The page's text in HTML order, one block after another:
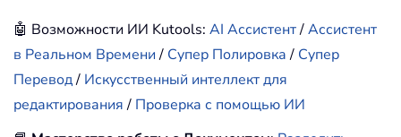
🤖 Возможности ИИ Kutools: AI Ассистент/Ассистент
в Реальном Времени/ Супер Полировка/ Супер
Перевод/ Искусственный интеллект для
редактирования/ Проверка с помощью ИИ